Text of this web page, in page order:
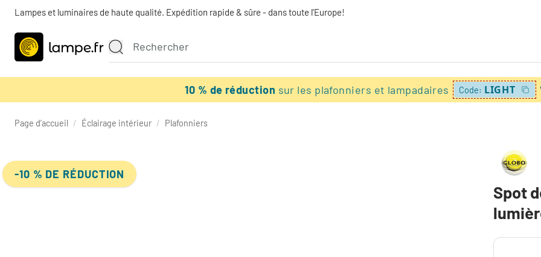
Lampes et luminaires de haute qualité. Expédition rapide & sûre - dans toute l'Europe!
10 % de réduction sur les plafonniers et lampadaires Code: LIGHT
Page d’accueil / Éclairage intérieur / Plafonniers
-10 % DE RÉDUCTION
Spot